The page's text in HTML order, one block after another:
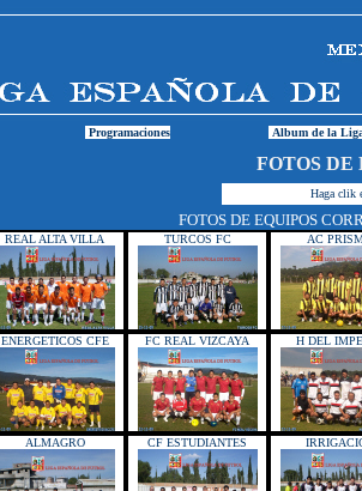
Programaciones Album de la
FOTOS DE
Haga clik
FOTOS DE EQUIPOS
REAL ALTA VILLA TURCOS FC AC
ENERGETICOS CFE FC REAL VIZCAYA H DEL
ALMAGRO CF ESTUDIANTES